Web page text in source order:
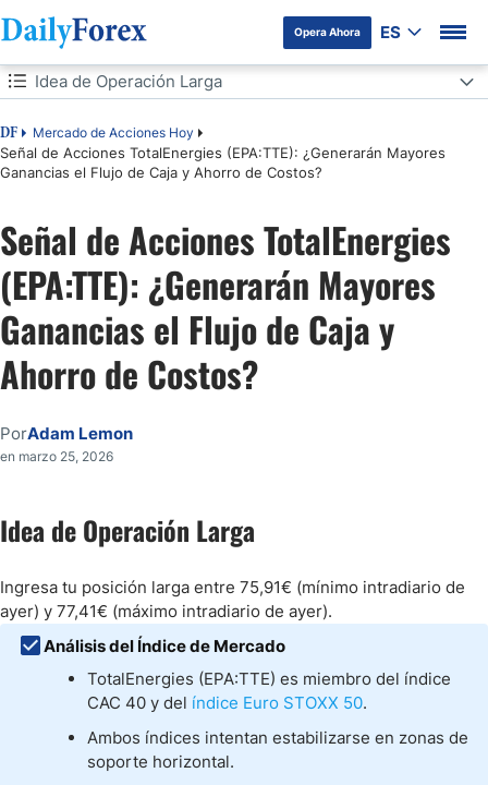
Opera Ahora ES
Tabla de contenidos
DF Mercado de Acciones Hoy
Señal de Acciones TotalEnergies (EPA:TTE): ¿Generarán Mayores
Ganancias el Flujo de Caja y Ahorro de Costos?
Idea de Operación Larga
Idea de Operación Larga
Análisis del Sentimiento del Mercado
Análisis Fundamental de TotalEnergies
Análisis Técnico de TotalEnergies
Mi Operación Larga de Acciones TTE
Señal de Acciones TotalEnergies
(EPA:TTE): ¿Generarán Mayores
Ganancias el Flujo de Caja y
Ahorro de Costos?
PorAdam Lemon
en marzo 25, 2026
Idea de Operación Larga
Ingresa tu posición larga entre 75,91€ (mínimo intradiario de
ayer) y 77,41€ (máximo intradiario de ayer).
Análisis del Índice de Mercado
TotalEnergies (EPA:TTE) es miembro del índice
CAC 40 y del índice Euro STOXX 50.
Ambos índices intentan estabilizarse en zonas de
soporte horizontal.